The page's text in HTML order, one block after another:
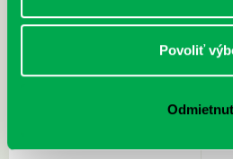
Povoliť
Sprievodca po hviezdnej oblohe